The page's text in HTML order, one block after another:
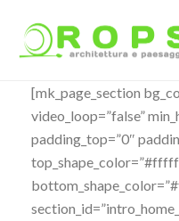
[mk_page_section
video_loop=”false”
padding_top=”0″